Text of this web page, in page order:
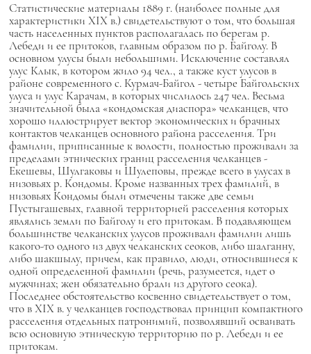
Статистические материалы 1889 г. (наиболее полные для
характеристики XIX в.) свидетельствуют о том, что большая
часть населенных пунктов располагалась по берегам р.
Лебеди и ее притоков, главным образом по р. Байголу. В
основном улусы были небольшими. Исключение составлял
улус Клык, в котором жило 94 чел., а также куст улусов в
районе современного с. Курмач-Байгол - четыре Байгольских
улуса и улус Карачам, в которых числилось 247 чел. Весьма
значительной была «кондомская диаспора» челканцев, что
хорошо иллюстрирует вектор экономических и брачных
контактов челканцев основного района расселения. Три
фамилии, приписанные к волости, полностью проживали за
пределами этнических границ расселения челканцев -
Екешевы, Шулгаковы и Шулеповы, прежде всего в улусах в
низовьях р. Кондомы. Кроме названных трех фамилий, в
низовьях Кондомы были отмечены также две семьи
Пустыгашевых, главной территорией расселения которых
являлись земли по Байголу и его притокам. В подавляющем
большинстве челканских улусов проживали фамилии лишь
какого-то одного из двух челканских сеоков, либо шалганну,
либо шакшылу, причем, как правило, люди, относившиеся к
одной определенной фамилии (речь, разумеется, идет о
мужчинах; жен обязательно брали из другого сеока).
Последнее обстоятельство косвенно свидетельствует о том,
что в XIX в. у челканцев господствовал принцип компактного
расселения отдельных патронимий, позволявший осваивать
всю основную этническую территорию по р. Лебеди и ее
притокам.